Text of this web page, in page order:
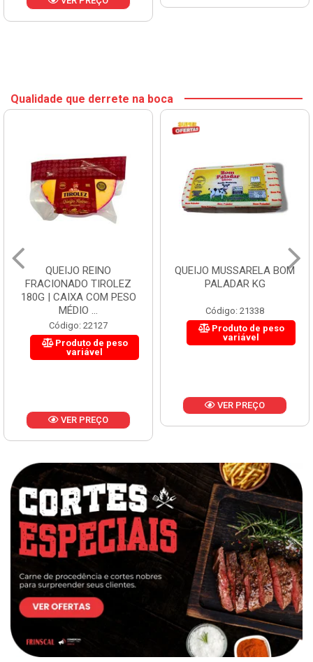
Qualidade que derrete na boca
QUEIJO REINO
FRACIONADO TIROLEZ
180G | CAIXA COM PESO
MÉDIO ...
Código: 22127
Produto de peso
variável
VER PREÇO
QUEIJO MUSSARELA BOM
PALADAR KG
Código: 21338
Produto de peso
variável
VER PREÇO